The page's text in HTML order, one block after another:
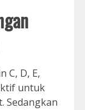
C, D, E,
untuk
Sedangkan